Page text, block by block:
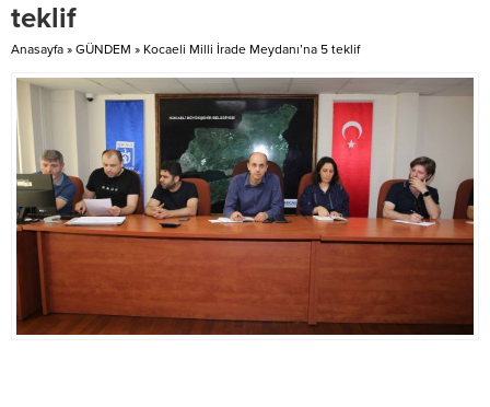
kişi yaralandı. İhbar...
teklif
Anasayfa » GÜNDEM » Kocaeli Milli İrade Meydanı’na 5 teklif